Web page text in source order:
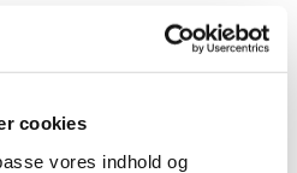
cookies
vores indhold og